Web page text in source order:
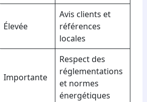
Élevée
Avis clients et
références
locales
Importante
Respect des
réglementations
et normes
énergétiques